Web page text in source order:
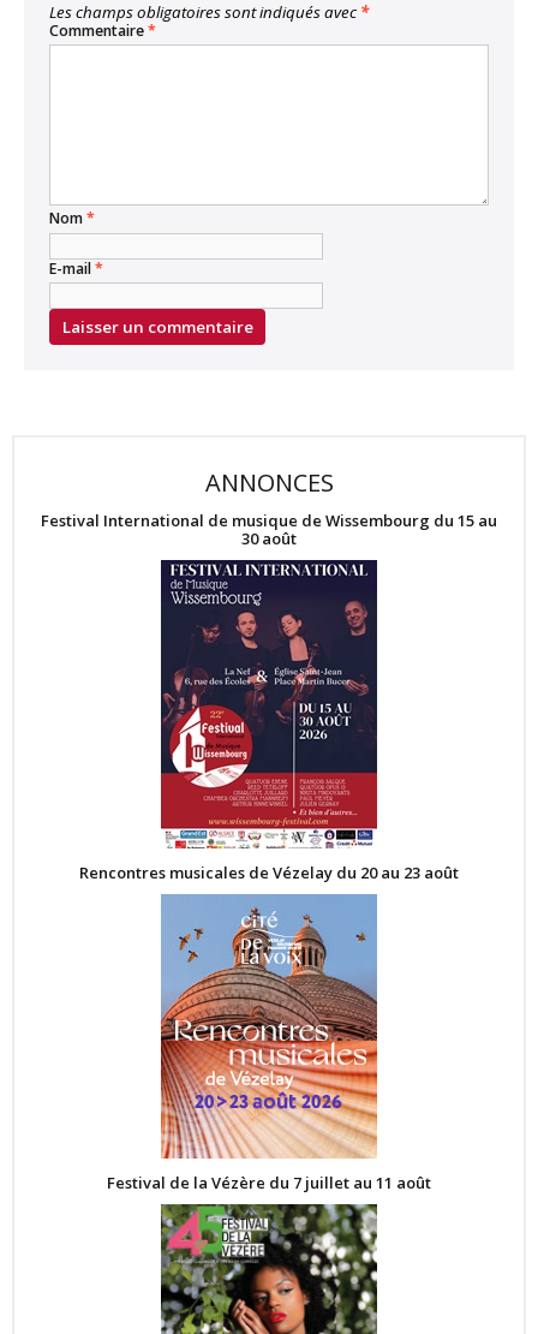
Les champs obligatoires sont indiqués avec *
Commentaire*
Nom*
E-mail*
ANNONCES
Festival International de musique de Wissembourg du 15 au
30 août
Rencontres musicales de Vézelay du 20 au 23 août
Festival de la Vézère du 7 juillet au 11 août